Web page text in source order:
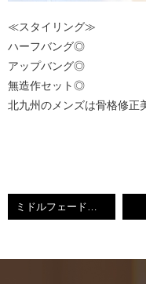
≪スタイリング≫
ハーフバング◎
アップバング◎
無造作セット◎
北九州のメンズは骨格修正
ミドルフェード【北九州市小倉北区美容室】